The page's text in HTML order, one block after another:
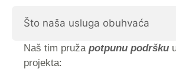
Što naša usluga obuhvaća
Naš tim pruža potpunu podršku
projekta: